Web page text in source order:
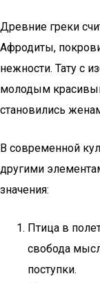
Древние греки
Афродиты,
нежности. Тату с
молодым
становились
В современной
другими
значения:
Птица в
свобода
поступки.